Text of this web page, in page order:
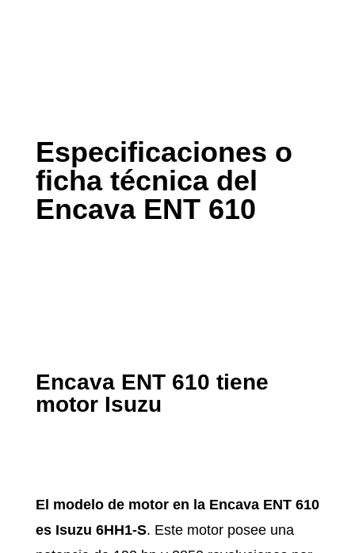
Especificaciones o
ficha técnica del
Encava ENT 610
Encava ENT 610 tiene
motor Isuzu
El modelo de motor en la Encava ENT 610
es Isuzu 6HH1-S. Este motor posee una